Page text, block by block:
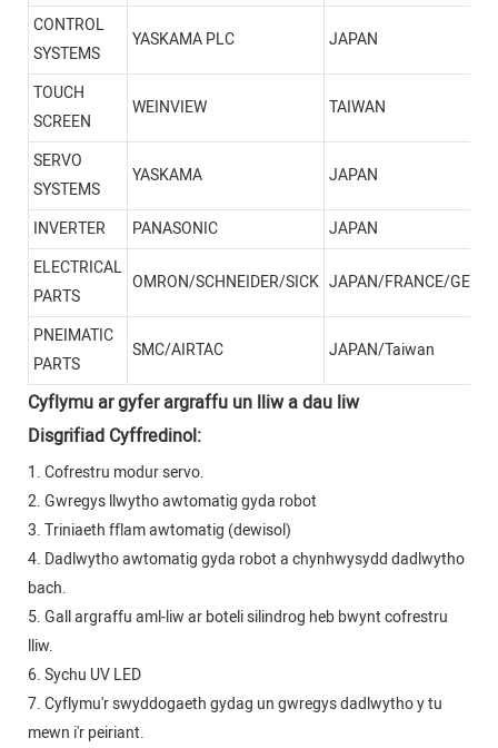
CONTROL
SYSTEMS
YASKAMA PLC JAPAN
TOUCH
SCREEN
WEINVIEW TAIWAN
SERVO
SYSTEMS
YASKAMA JAPAN
INVERTER PANASONIC
JAPAN
ELECTRICAL
PARTS
OMRON/SCHNEIDER/SICK JAPAN/FRANCE/
PNEIMATIC
PARTS
SMC/AIRTAC JAPAN/Taiwan
Cyflymu ar gyfer argraffu un lliw a dau liw
Disgrifiad Cyffredinol:
1. Cofrestru modur servo.
2. Gwregys llwytho awtomatig gyda robot
3. Triniaeth fflam awtomatig (dewisol)
4. Dadlwytho awtomatig gyda robot a chynhwysydd dadlwytho
bach.
5. Gall argraffu aml-liw ar boteli silindrog heb bwynt cofrestru
lliw.
6. Sychu UV LED
7. Cyflymu'r swyddogaeth gydag un gwregys dadlwytho y tu
mewn i'r peiriant.